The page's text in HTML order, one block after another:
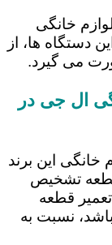
خانگی
دستگاه ها، از
می گیرد.
ال جی در
این برند
تشخیص
تعمیر قطعه
نسبت به